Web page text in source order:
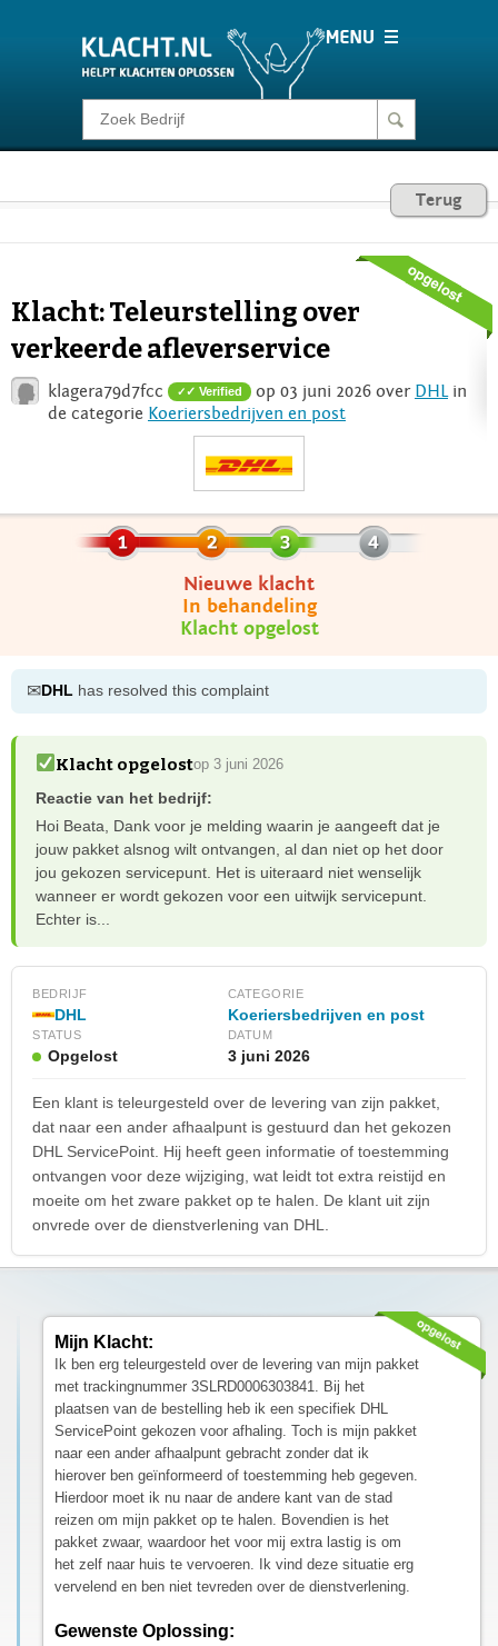
Klacht melden
Consumentenrecht
Voor Bedrijven
Login
Terug
Klacht: Teleurstelling over
verkeerde afleverservice
klagera79d7fcc ✓ Verified op 03 juni 2026 over DHL in
de categorie Koeriersbedrijven en post
Nieuwe klacht
In behandeling
Klacht opgelost
✉DHL has resolved this complaint
Klacht opgelostop 3 juni 2026
Reactie van het bedrijf:
Hoi Beata, Dank voor je melding waarin je aangeeft dat je
jouw pakket alsnog wilt ontvangen, al dan niet op het door
jou gekozen servicepunt. Het is uiteraard niet wenselijk
wanneer er wordt gekozen voor een uitwijk servicepunt.
Echter is...
BEDRIJF
DHL
CATEGORIE
Koeriersbedrijven en post
STATUS
Opgelost
DATUM
3 juni 2026
Een klant is teleurgesteld over de levering van zijn pakket,
dat naar een ander afhaalpunt is gestuurd dan het gekozen
DHL ServicePoint. Hij heeft geen informatie of toestemming
ontvangen voor deze wijziging, wat leidt tot extra reistijd en
moeite om het zware pakket op te halen. De klant uit zijn
onvrede over de dienstverlening van DHL.
Mijn Klacht:
Ik ben erg teleurgesteld over de levering van mijn pakket
met trackingnummer 3SLRD0006303841. Bij het
plaatsen van de bestelling heb ik een specifiek DHL
ServicePoint gekozen voor afhaling. Toch is mijn pakket
naar een ander afhaalpunt gebracht zonder dat ik
hierover ben geïnformeerd of toestemming heb gegeven.
Hierdoor moet ik nu naar de andere kant van de stad
reizen om mijn pakket op te halen. Bovendien is het
pakket zwaar, waardoor het voor mij extra lastig is om
het zelf naar huis te vervoeren. Ik vind deze situatie erg
vervelend en ben niet tevreden over de dienstverlening.
Gewenste Oplossing: